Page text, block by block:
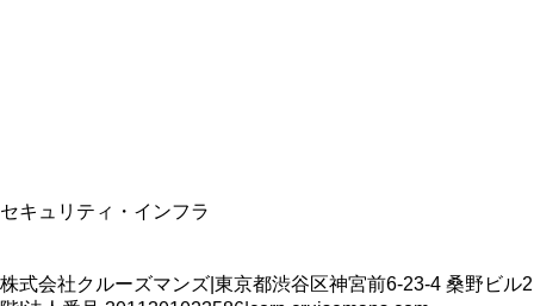
セキュリティ・インフラ
株式会社クルーズマンズ 東京都渋谷区神宮前6-23-4 桑野ビル2